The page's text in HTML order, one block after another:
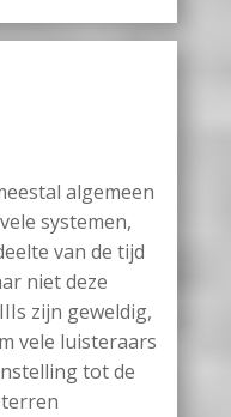
algemeen
systemen,
van de tijd
niet deze
zijn geweldig,
vele luisteraars
tot de